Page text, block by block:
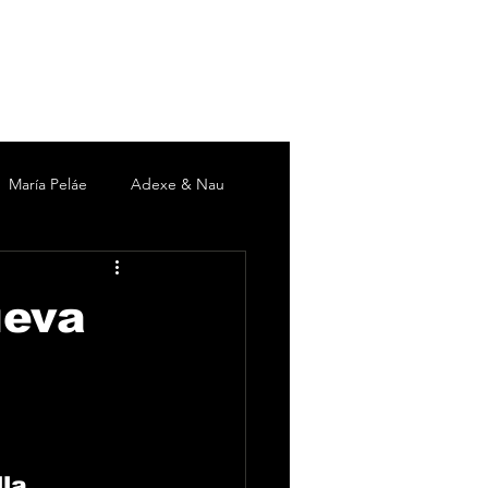
María Peláe Adexe & Nau
David DeMaría